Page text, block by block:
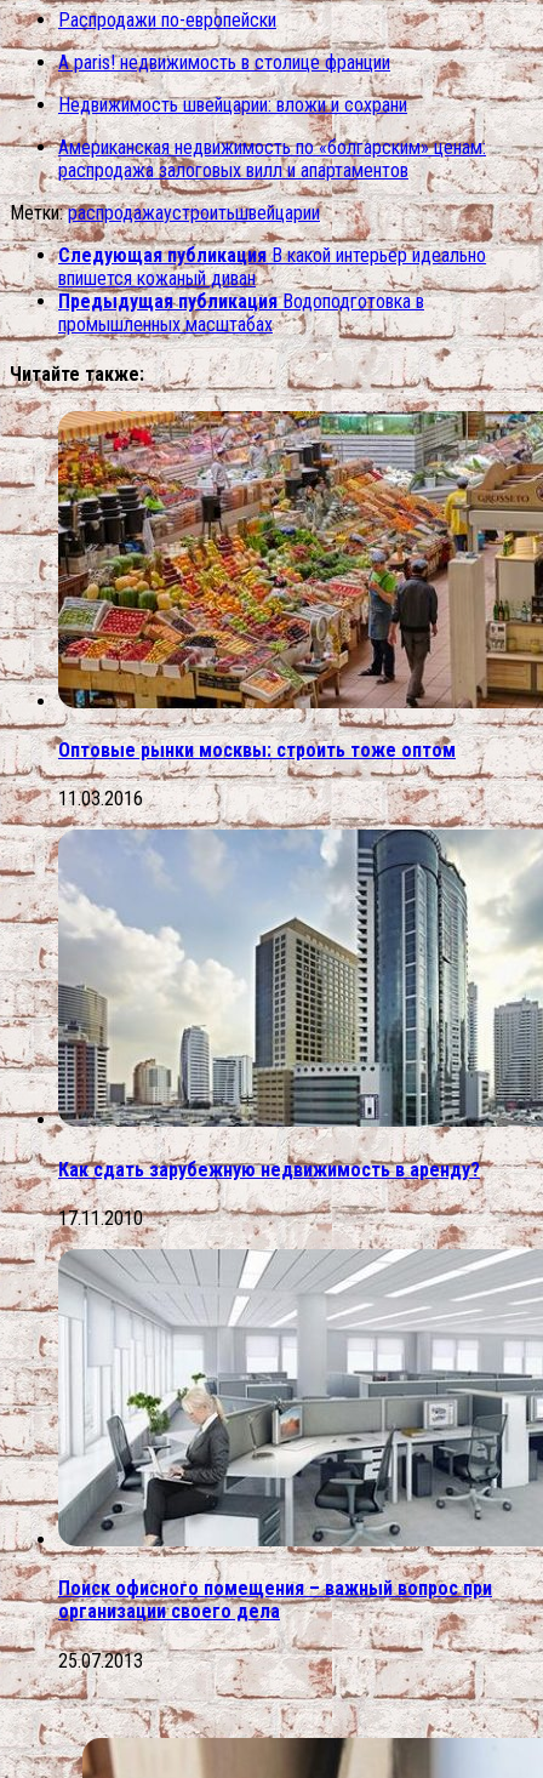
Распродажи по-европейски
A paris! недвижимость в столице франции
Недвижимость швейцарии: вложи и сохрани
Американская недвижимость по «болгарским» ценам:
распродажа залоговых вилл и апартаментов
Метки: распродажаустроитьшвейцарии
Следующая публикация В какой интерьер идеально
впишется кожаный диван
Предыдущая публикация Водоподготовка в
промышленных масштабах
Читайте также:
Оптовые рынки москвы: строить тоже оптом
11.03.2016
Как сдать зарубежную недвижимость в аренду?
17.11.2010
Поиск офисного помещения – важный вопрос при
организации своего дела
25.07.2013